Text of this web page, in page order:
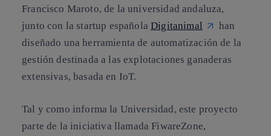
Francisco Maroto, de la universidad andaluza,
junto con la startup españolaDigitanimal
han
diseñado una herramienta de automatización de la
gestión destinada a las explotaciones ganaderas
extensivas, basada en IoT.
Tal y como informa la Universidad, este proyecto
parte de la iniciativa llamada FiwareZone,